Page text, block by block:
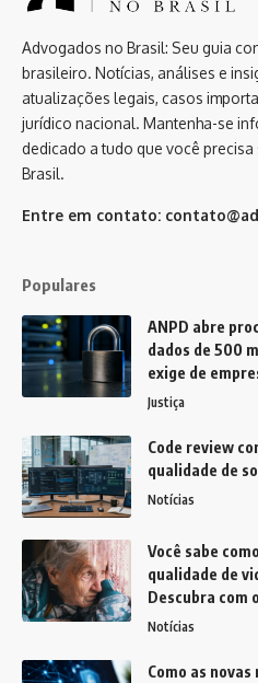
Advogados no Brasil: Seu guia
brasileiro. Notícias, análises e
atualizações legais, casos
jurídico nacional. Mantenha-se
dedicado a tudo que você
Brasil.
Entre em contato:
Populares
ANPD abre
dados de 500
exige de
Justiça
Code review
qualidade de
Notícias
Você sabe
qualidade de
Descubra com
Notícias
Como as